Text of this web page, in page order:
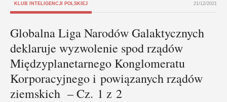
KLUB INTELIGENCJI POLSKIEJ 21/12/2021
Globalna Liga Narodów Galaktycznych
deklaruje wyzwolenie spod rządów
Międzyplanetarnego Konglomeratu
Korporacyjnego i powiązanych rządów
ziemskich – Cz. 1 z 2